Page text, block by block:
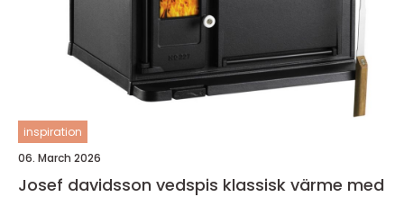
inspiration
06. March 2026
Josef davidsson vedspis klassisk värme med